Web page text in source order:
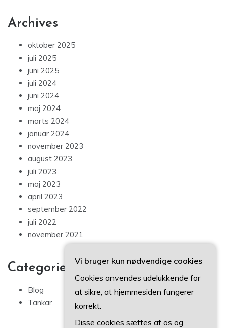
Archives
oktober 2025
juli 2025
juni 2025
juli 2024
juni 2024
maj 2024
marts 2024
januar 2024
november 2023
august 2023
juli 2023
maj 2023
april 2023
september 2022
juli 2022
november 2021
Categories
Blog
Tankar
Vi bruger kun nødvendige cookies
Cookies anvendes udelukkende for
at sikre, at hjemmesiden fungerer
korrekt.
Disse cookies sættes af os og